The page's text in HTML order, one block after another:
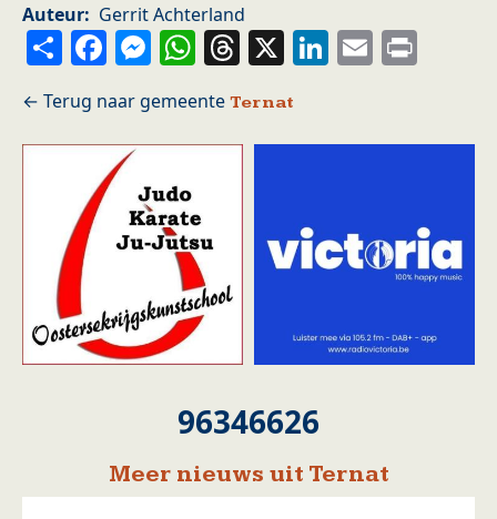
Auteur
Gerrit Achterland
ShareFacebook
Messenger
WhatsApp
Threads
X LinkedIn
Email
Ternat
96346626
Meer nieuws uit Ternat